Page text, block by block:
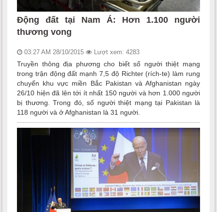
Động đất tại Nam Á: Hơn 1.100 người
thương vong
03:27 AM 28/10/2015 Lượt xem: 4283
Truyền thông địa phương cho biết số người thiệt mạng
trong trận động đất mạnh 7,5 độ Richter (rích-te) làm rung
chuyển khu vực miền Bắc Pakistan và Afghanistan ngày
26/10 hiện đã lên tới ít nhất 150 người và hơn 1.000 người
bị thương. Trong đó, số người thiệt mạng tại Pakistan là
118 người và ở Afghanistan là 31 người.